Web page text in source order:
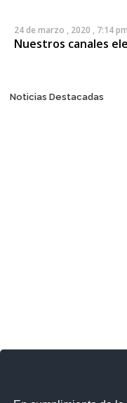
24 de marzo , 2020 , 7:14 pm
Nuestros canales
Posts
Noticias Destacadas